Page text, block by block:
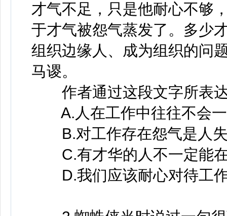
才气不足，只是他耐心不够
于才气被怨气蒸发了。多少
组织边缘人、成为组织的问
马谡。
作者通过这段文字所表
A.人在工作中往往不会一
B.对工作存在怨气是人失
C.有才华的人不一定能在
D.我们应该耐心对待工作